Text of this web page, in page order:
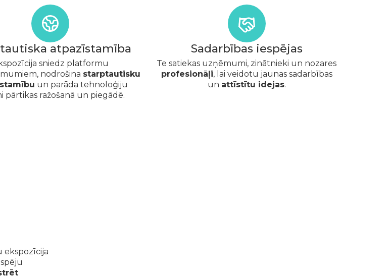
atpazīstamība
sniedz platformu
nodrošina starptautisku
un parāda tehnoloģiju
pārtikas ražošanā un piegādē.
Sadarbības iespējas
Te satiekas uzņēmumi, zinātnieki un nozares
profesionāļi, lai veidotu jaunas sadarbības
un attīstītu idejas.
ekspozīcija